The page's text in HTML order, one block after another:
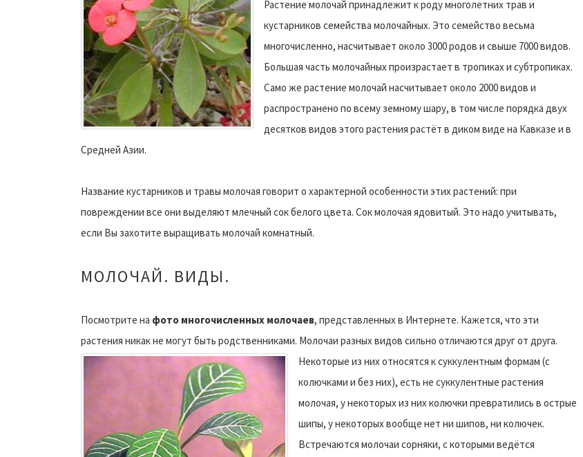
Растение молочай принадлежит к роду многолетних трав и
кустарников семейства молочайных. Это семейство весьма
многочисленно, насчитывает около 3000 родов и свыше 7000 видов.
Большая часть молочайных произрастает в тропиках и субтропиках.
Само же растение молочай насчитывает около 2000 видов и
распространено по всему земному шару, в том числе порядка двух
десятков видов этого растения растёт в диком виде на Кавказе и в
Средней Азии.
Название кустарников и травы молочая говорит о характерной особенности этих растений: при
повреждении все они выделяют млечный сок белого цвета. Сок молочая ядовитый. Это надо учитывать,
если Вы захотите выращивать молочай комнатный.
МОЛОЧАЙ. ВИДЫ.
Посмотрите на фото многочисленных молочаев, представленных в Интернете. Кажется, что эти
растения никак не могут быть родственниками. Молочаи разных видов сильно отличаются друг от друга.
Некоторые из них относятся к суккулентным формам (с
колючками и без них), есть не суккулентные растения
молочая, у некоторых из них колючки превратились в острые
шипы, у некоторых вообще нет ни шипов, ни колючек.
Встречаются молочаи сорняки, с которыми ведётся